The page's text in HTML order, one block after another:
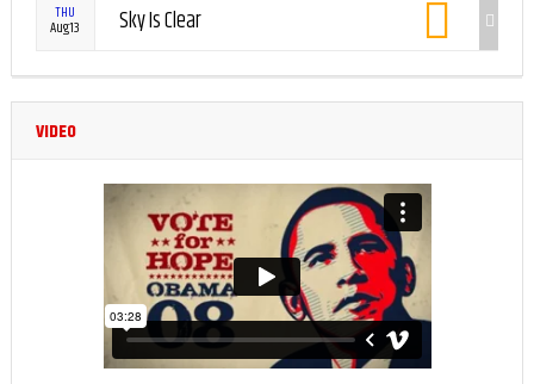
THU
Aug13 Sky Is Clear
VIDEO